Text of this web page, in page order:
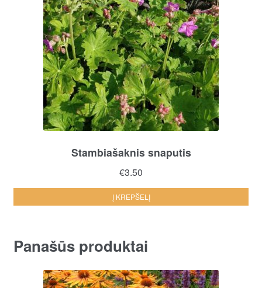
Stambiašaknis snaputis
€3.50
Į KREPŠELĮ
Panašūs produktai